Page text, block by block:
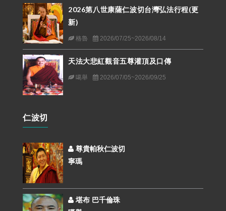
2026第八世康薩仁波切台灣弘法行程(更
新)
格魯 2026/07/25~2026/08/14
天法大悲紅觀音五尊灌頂及口傳
噶舉 2026/07/05~2026/09/25
仁波切
尊貴帕秋仁波切
寧瑪
堪布 巴千倫珠